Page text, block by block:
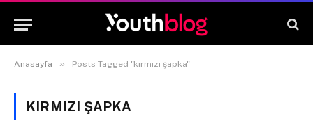
Anasayfa » Posts Tagged "kırmızı şapka"
KIRMIZI ŞAPKA